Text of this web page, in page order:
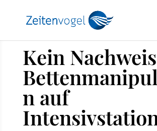
Kein
n auf